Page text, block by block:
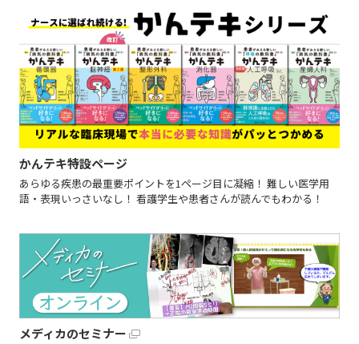
かんテキ特設ページ
あらゆる疾患の最重要ポイントを1ページ目に凝縮！ 難しい医学用
語・表現いっさいなし！ 看護学生や患者さんが読んでもわかる！
メディカのセミナー